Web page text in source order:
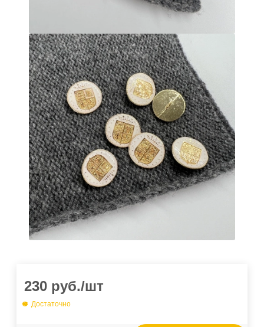
230 руб./шт
Достаточно